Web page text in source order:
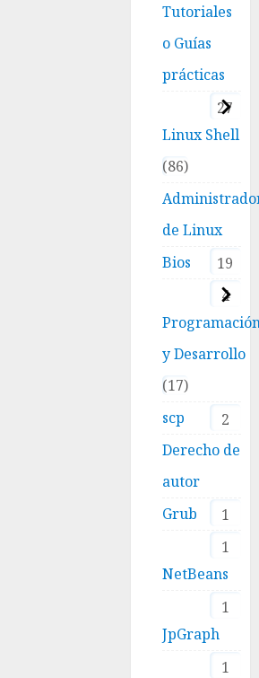
Tutoriales
o Guías
prácticas
27
Linux Shell
86
de Linux
19
Bios
4
y Desarrollo
17
scp
2
Derecho de
autor
1
Grub
1
NetBeans
1
JpGraph
1